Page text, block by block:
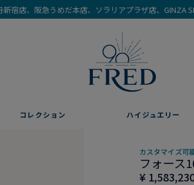
宿店、阪急うめだ本店、ソラリアプラザ店、GINZA
コレクション ハイジュエリー
カスタマイズ可
フォース
¥